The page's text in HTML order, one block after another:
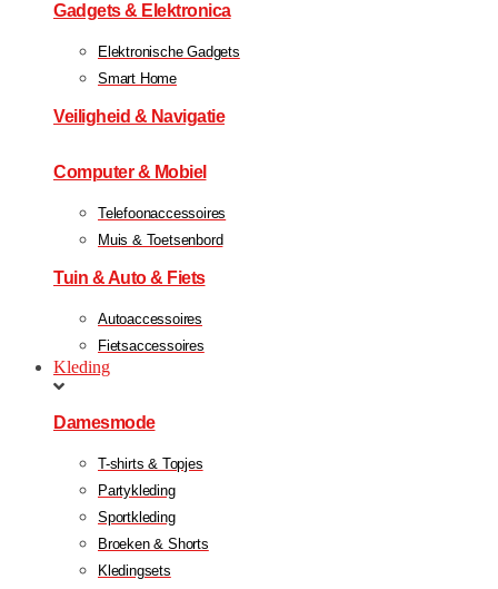
Gadgets & Elektronica
Elektronische Gadgets
Smart Home
Veiligheid & Navigatie
Computer & Mobiel
Telefoonaccessoires
Muis & Toetsenbord
Tuin & Auto & Fiets
Autoaccessoires
Fietsaccessoires
Kleding
Damesmode
T-shirts & Topjes
Partykleding
Sportkleding
Broeken & Shorts
Kledingsets